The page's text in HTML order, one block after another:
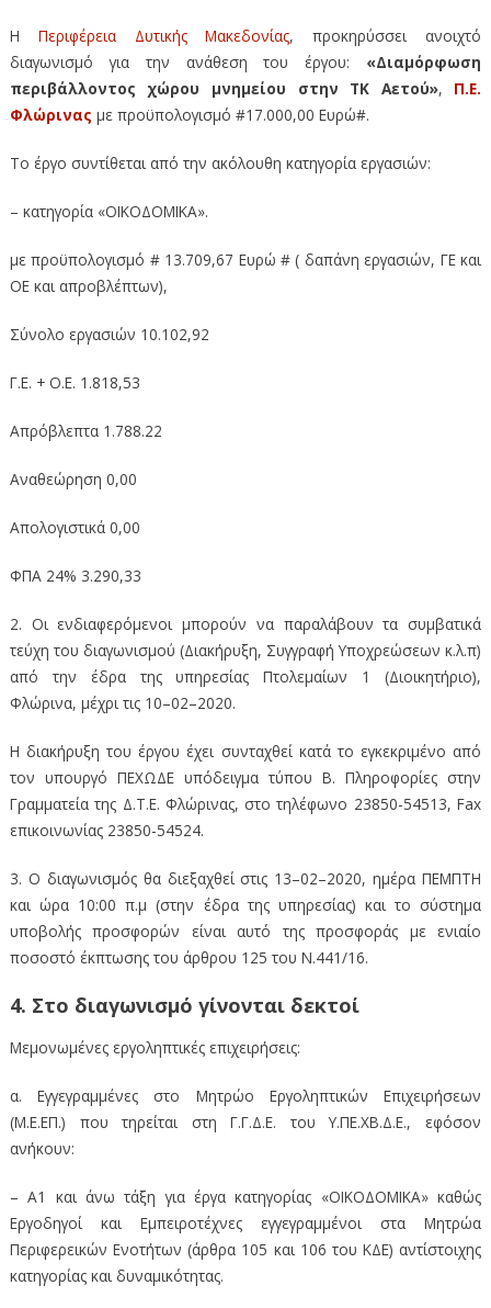
Η Περιφέρεια Δυτικής Μακεδονίας, προκηρύσσει ανοιχτό
διαγωνισμό για την ανάθεση του έργου: «Διαμόρφωση
περιβάλλοντος χώρου μνημείου στην ΤΚ Αετού», Π.Ε.
Φλώρινας με προϋπολογισμό #17.000,00 Ευρώ#.
Το έργο συντίθεται από την ακόλουθη κατηγορία εργασιών:
– κατηγορία «OIKOΔOMΙΚΑ».
με προϋπολογισμό # 13.709,67 Ευρώ # ( δαπάνη εργασιών, ΓΕ και
ΟΕ και απροβλέπτων),
Σύνολο εργασιών 10.102,92
Γ.Ε. + Ο.Ε. 1.818,53
Απρόβλεπτα 1.788.22
Αναθεώρηση 0,00
Απολογιστικά 0,00
ΦΠΑ 24% 3.290,33
2. Οι ενδιαφερόμενοι μπορούν να παραλάβουν τα συμβατικά
τεύχη του διαγωνισμού (Διακήρυξη, Συγγραφή Υποχρεώσεων κ.λ.π)
από την έδρα της υπηρεσίας Πτολεμαίων 1 (Διοικητήριο),
Φλώρινα, μέχρι τις 10–02–2020.
Η διακήρυξη του έργου έχει συνταχθεί κατά το εγκεκριμένο από
τον υπουργό ΠΕΧΩΔΕ υπόδειγμα τύπου Β. Πληροφορίες στην
Γραμματεία της Δ.Τ.Ε. Φλώρινας, στο τηλέφωνο 23850-54513, Fax
επικοινωνίας 23850-54524.
3. Ο διαγωνισμός θα διεξαχθεί στις 13–02–2020, ημέρα ΠΕΜΠΤΗ
και ώρα 10:00 π.μ (στην έδρα της υπηρεσίας) και το σύστημα
υποβολής προσφορών είναι αυτό της προσφοράς με ενιαίο
ποσοστό έκπτωσης του άρθρου 125 του Ν.441/16.
4. Στο διαγωνισμό γίνονται δεκτοί
Μεμονωμένες εργοληπτικές επιχειρήσεις:
α. Εγγεγραμμένες στο Μητρώο Εργοληπτικών Επιχειρήσεων
(Μ.Ε.ΕΠ.) που τηρείται στη Γ.Γ.Δ.Ε. του Υ.ΠΕ.ΧB.Δ.Ε., εφόσον
ανήκουν:
– Α1 και άνω τάξη για έργα κατηγορίας «ΟΙΚΟΔΟΜΙΚΑ» καθώς
Εργοδηγοί και Εμπειροτέχνες εγγεγραμμένοι στα Μητρώα
Περιφερεικών Ενοτήτων (άρθρα 105 και 106 του ΚΔΕ) αντίστοιχης
κατηγορίας και δυναμικότητας.